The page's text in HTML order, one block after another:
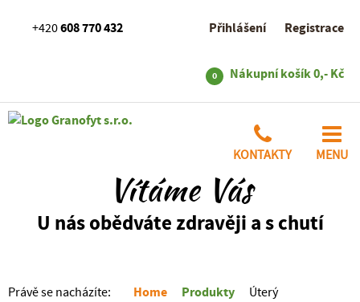
+420608 770 432 Registrace
Přihlášení
Nákupní košík0,- Kč
0
MENU
KONTAKTY
Vítáme Vás
U nás obědváte zdravěji a s chutí
Právě se nacházíte: Home Produkty Úterý